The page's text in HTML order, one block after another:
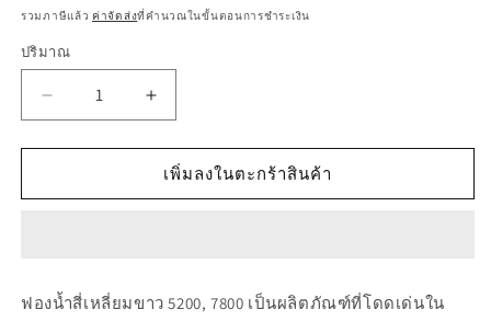
ปกติ
รวมภาษีแล้ว ค่าจัดส่งที่คำนวณในขั้นตอนการชำระเงิน
ปริมาณ
04404
ขาว
สำหรับ
04404
เพิ่มลงในตะกร้าสินค้า
ฟองน้ำสี่เหลี่ยมขาว 5200, 7800 เป็นผลิตภัณฑ์ที่โดดเด่นใน